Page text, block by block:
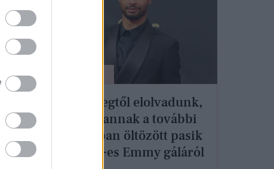
a
A hercegtől elolvadunk,
de itt vannak a további
legjobban öltözött pasik
a 2021-es Emmy gáláról